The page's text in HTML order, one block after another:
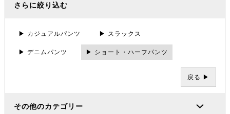
さらに絞り込む
▶ カジュアルパンツ ▶ スラックス
▶ デニムパンツ ▶ ショート・ハーフパンツ
戻る ▶
その他のカテゴリー